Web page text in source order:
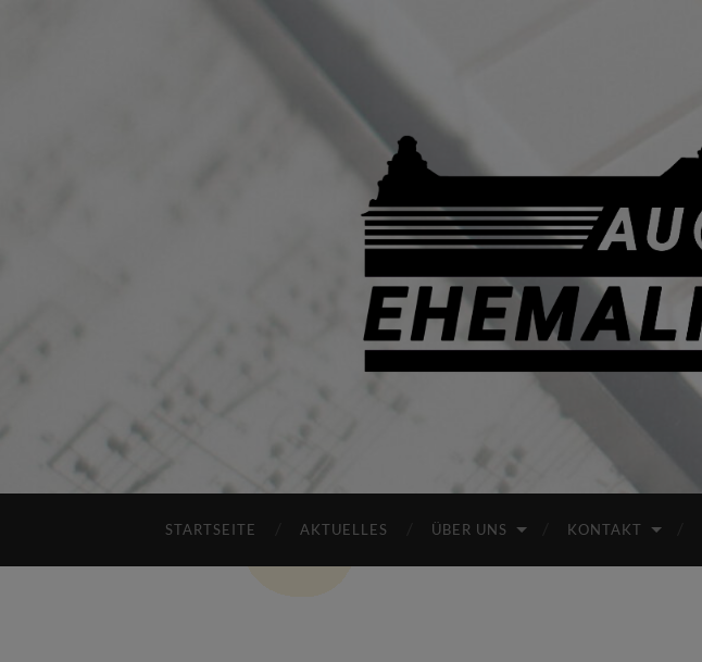
STARTSEITE AKTUELLES ÜBER UNS KONTAKT